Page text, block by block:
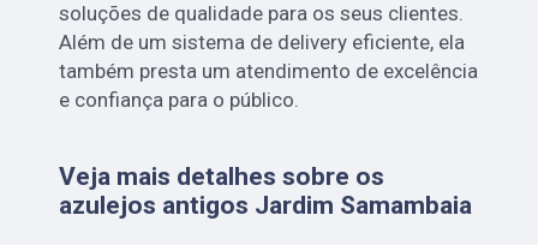
soluções de qualidade para os seus clientes.
Além de um sistema de delivery eficiente, ela
também presta um atendimento de excelência
e confiança para o público.
Veja mais detalhes sobre os
azulejos antigos Jardim Samambaia